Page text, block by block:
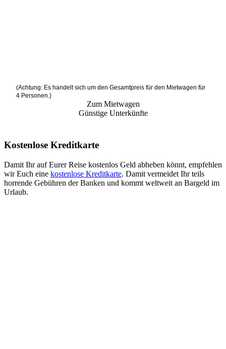
(Achtung: Es handelt sich um den Gesamtpreis für den Mietwagen für
4 Personen.)
Zum Mietwagen
Günstige Unterkünfte
Kostenlose Kreditkarte
Damit Ihr auf Eurer Reise kostenlos Geld abheben könnt, empfehlen
wir Euch eine kostenlose Kreditkarte. Damit vermeidet Ihr teils
horrende Gebühren der Banken und kommt weltweit an Bargeld im
Urlaub.